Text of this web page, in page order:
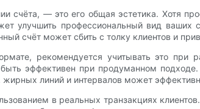
— это его общая эстетика. Хотя
улучшить профессиональный вид ваших
счёт может сбить с толку клиентов и
рекомендуется учитывать это при
эффективен при продуманном
линий и интервалов может
в реальных транзакциях